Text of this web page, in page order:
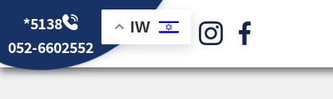
IW
*5138
052-6602552